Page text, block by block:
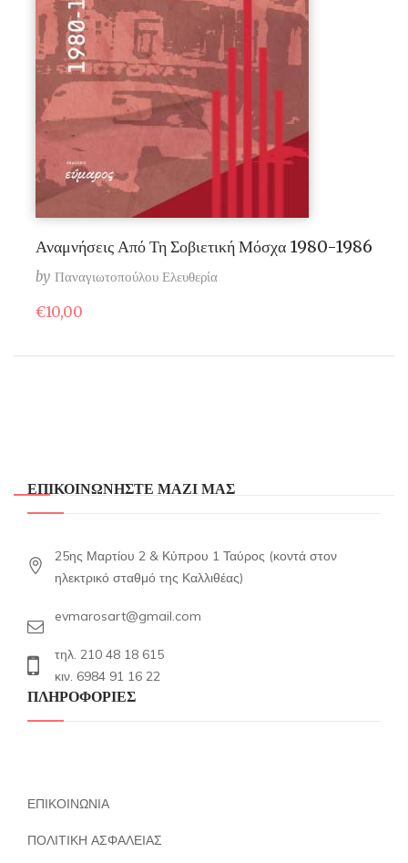
Αναμνήσεις Από Τη Σοβιετική Μόσχα 1980-1986
by Παναγιωτοπούλου Ελευθερία
€10,00
ΕΠΙΚΟΙΝΩΝΗΣΤΕ ΜΑΖΙ ΜΑΣ
25ης Μαρτίου 2 & Κύπρου 1 Ταύρος (κοντά στον
ηλεκτρικό σταθμό της Καλλιθέας)
evmarosart@gmail.com
τηλ. 210 48 18 615
κιν. 6984 91 16 22
ΠΛΗΡΟΦΟΡΙΕΣ
ΕΠΙΚΟΙΝΩΝΙΑ
ΠΟΛΙΤΙΚΗ ΑΣΦΑΛΕΙΑΣ